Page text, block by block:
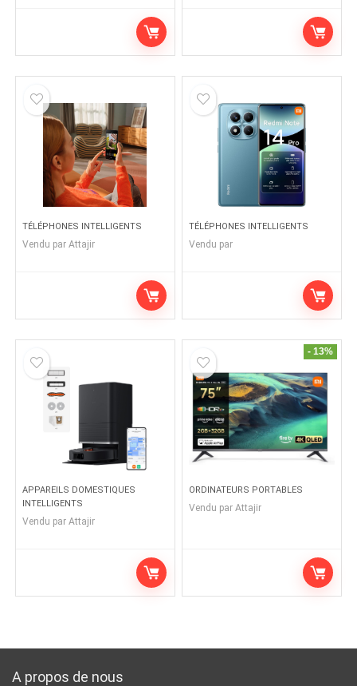
TÉLÉPHONES INTELLIGENTS
Vendu par Attajir
TÉLÉPHONES INTELLIGENTS
Vendu par
APPAREILS DOMESTIQUES
INTELLIGENTS
Vendu par Attajir
- 13%
ORDINATEURS PORTABLES
Vendu par Attajir
A propos de nous